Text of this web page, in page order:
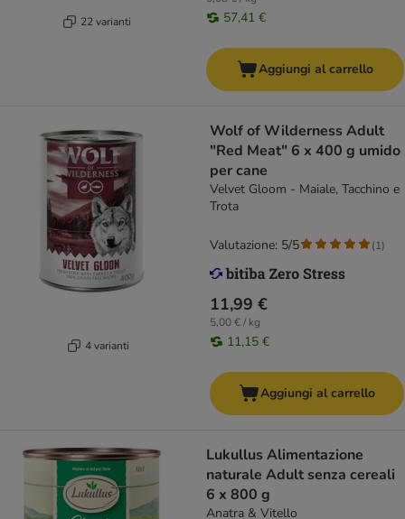
22 varianti 57,41 €
Aggiungi al carrello
4 varianti
Wolf of Wilderness Adult
"Red Meat" 6 x 400 g umido
per cane
Velvet Gloom - Maiale, Tacchino e
Trota
11,99 €
5,00 € / kg
11,15 €
Valutazione: 5/5 (1)
Aggiungi al carrello
Lukullus Alimentazione
naturale Adult senza cereali
6 x 800 g
Anatra & Vitello